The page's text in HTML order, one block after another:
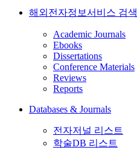
해외전자정보서비스 검색
Academic Journals
Ebooks
Dissertations
Conference Materials
Reviews
Reports
Databases & Journals
전자저널 리스트
학술DB 리스트